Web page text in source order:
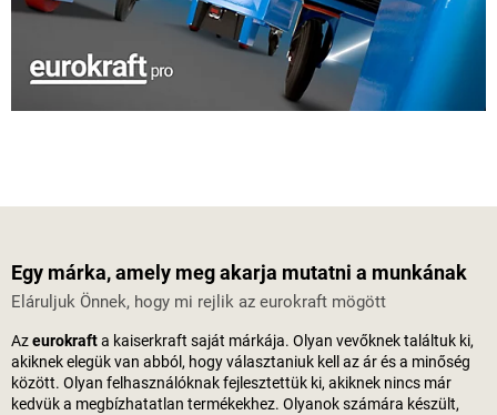
Egy márka, amely meg akarja mutatni a munkának
Eláruljuk Önnek, hogy mi rejlik az eurokraft mögött
Azeurokrafta kaiserkraft saját márkája. Olyan vevőknek találtuk ki,
akiknek elegük van abból, hogy választaniuk kell az ár és a minőség
között. Olyan felhasználóknak fejlesztettük ki, akiknek nincs már
kedvük a megbízhatatlan termékekhez. Olyanok számára készült,